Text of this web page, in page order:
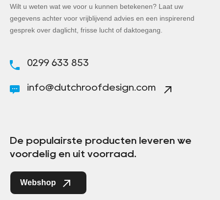
Wilt u weten wat we voor u kunnen betekenen? Laat uw
gegevens achter voor vrijblijvend advies en een inspirerend
gesprek over daglicht, frisse lucht of daktoegang.
0299 633 853
info@dutchroofdesign.com
De populairste producten leveren we
voordelig en uit voorraad.
Webshop